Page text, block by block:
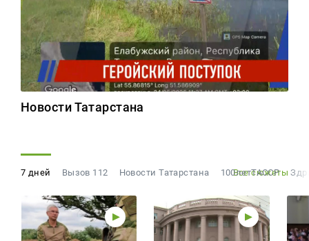
Новости Татарстана
7 дней Вызов 112 Новости Татарстана 100летТАССР
Все сюжеты